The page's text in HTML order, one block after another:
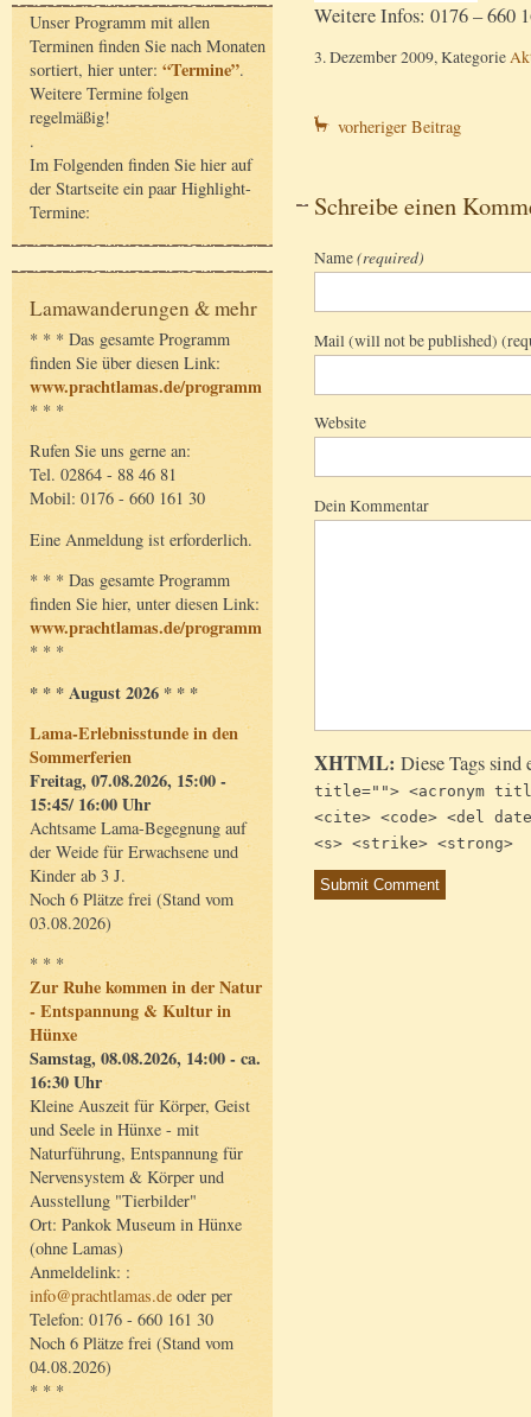
Unser Programm mit allen
Terminen finden Sie nach Monaten
sortiert, hier unter: “Termine”.
Weitere Termine folgen
regelmäßig!
.
Im Folgenden finden Sie hier auf
der Startseite ein paar Highlight-
Termine:
Lamawanderungen & mehr
* * * Das gesamte Programm
finden Sie über diesen Link:
www.prachtlamas.de/programm
* * *
Rufen Sie uns gerne an:
Tel. 02864 - 88 46 81
Mobil: 0176 - 660 161 30
Eine Anmeldung ist erforderlich.
* * * Das gesamte Programm
finden Sie hier, unter diesen Link:
www.prachtlamas.de/programm
* * *
* * * August 2026 * * *
Lama-Erlebnisstunde in den
Sommerferien
Freitag, 07.08.2026, 15:00 -
15:45/ 16:00 Uhr
Achtsame Lama-Begegnung auf
der Weide für Erwachsene und
Kinder ab 3 J.
Noch 6 Plätze frei (Stand vom
03.08.2026)
* * *
Zur Ruhe kommen in der Natur
- Entspannung & Kultur in
Hünxe
Samstag, 08.08.2026, 14:00 - ca.
16:30 Uhr
Kleine Auszeit für Körper, Geist
und Seele in Hünxe - mit
Naturführung, Entspannung für
Nervensystem & Körper und
Ausstellung "Tierbilder"
Ort: Pankok Museum in Hünxe
(ohne Lamas)
Anmeldelink: :
info@prachtlamas.de oder per
Telefon: 0176 - 660 161 30
Noch 6 Plätze frei (Stand vom
04.08.2026)
* * *
Weitere Infos: 0176 – 660
3. Dezember 2009, Kategorie
vorheriger Beitrag
Schreibe einen
Name(required)
Mail (will not be published)
Website
Dein Kommentar
XHTML: Diese Tags
title=""> <acronym
<cite> <code> <del
<s> <strike> <strong>